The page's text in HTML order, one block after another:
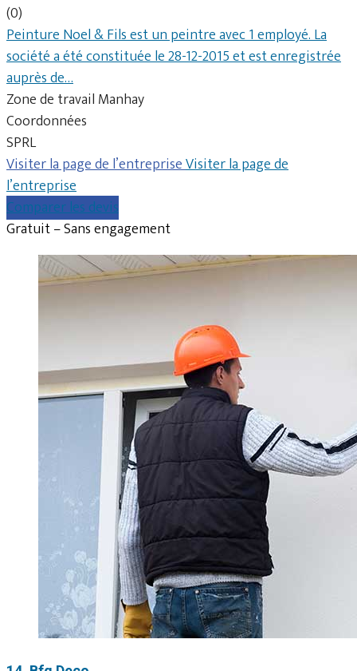
(0)
Peinture Noel & Fils est un peintre avec 1 employé. La
société a été constituée le 28-12-2015 et est enregistrée
auprès de…
Zone de travail Manhay
Coordonnées
SPRL
Visiter la page de l’entrepriseVisiter la page de
l’entreprise
Comparer les devis
Gratuit – Sans engagement